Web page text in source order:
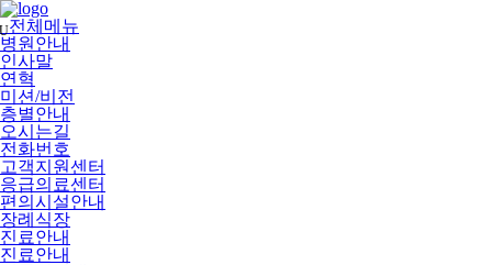
메
뉴
건
너
뛰
기
전체메뉴
병원안내
인사말
연혁
미션/비전
층별안내
오시는길
전화번호
고객지원센터
응급의료센터
편의시설안내
장례식장
진료안내
진료안내